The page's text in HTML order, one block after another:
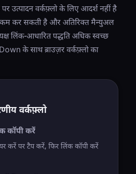
पर उत्पादन वर्कफ़्लो के लिए आदर्श नहीं है
कम कर सकती है और अतिरिक्त मैन्युअल
लिंक-आधारित पद्धति अधिक स्वच्छ
के साथ ब्राउज़र वर्कफ़्लो का
वर्कफ़्लो
कॉपी करें
करें पर टैप करें, फिर लिंक कॉपी करें